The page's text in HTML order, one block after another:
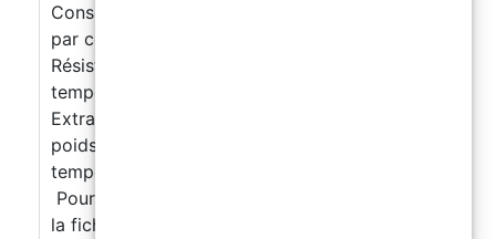
Consommation indicative : 0,15 ÷ 0,2 kg/m²
par couche Épaisseur : 57 ÷ 76 µm par couche
Résistance thermique : Jusqu’à +70°C
temporairement Densité : 1,33 ± 0,03 kg/L
Extrait sec : 68 ± 1% en volume, 76 ± 1% en
poids Temps d’utilisation : 50–70 min (selon la
température) Durcissement complet : 7 jours
Pour toutes les informations techniques, voir
la fiche technique. Propriétés : Excellente